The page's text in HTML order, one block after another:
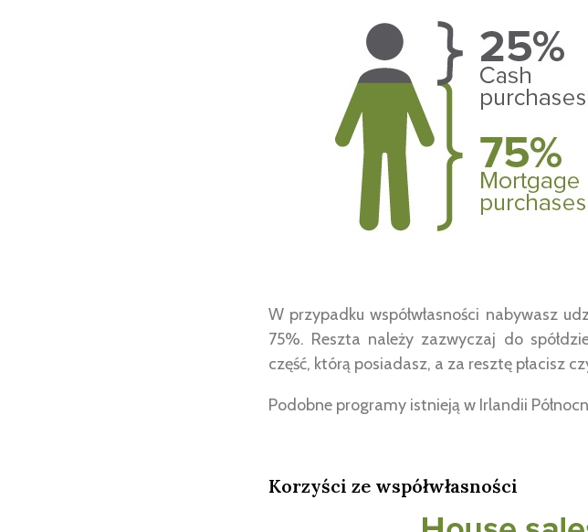
W przypadku współwłasności nabywasz
75%. Reszta należy zazwyczaj do
część, którą posiadasz, a za resztę płacisz
Podobne programy istnieją w Irlandii
Korzyści ze współwłasności